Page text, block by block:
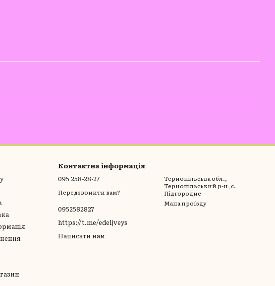
Контактна інформація
095 258-28-27
Передзвонити вам?
0952582827
https://t.me/edeljveys
Написати нам
Тернопільська обл.,
Тернопільський р-н, с.
Підгородне
Мапа проїзду